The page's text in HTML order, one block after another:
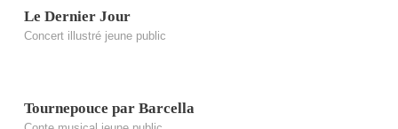
Le Dernier Jour
Concert illustré jeune public
Tournepouce par Barcella